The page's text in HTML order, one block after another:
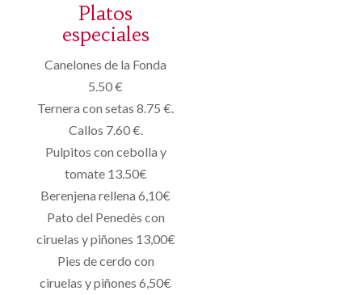
Platos
especiales
Canelones de la Fonda
5.50 €
Ternera con setas 8.75 €.
Callos 7.60 €.
Pulpitos con cebolla y
tomate 13.50€
Berenjena rellena 6,10€
Pato del Penedès con
ciruelas y piñones 13,00€
Pies de cerdo con
ciruelas y piñones 6,50€